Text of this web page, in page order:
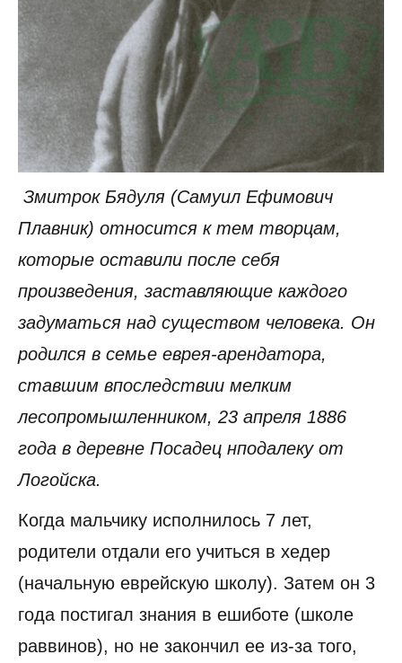
Змитрок Бядуля (Самуил Ефимович
Плавник) относится к тем творцам,
которые оставили после себя
произведения, заставляющие каждого
задуматься над существом человека. Он
родился в семье еврея-арендатора,
ставшим впоследствии мелким
лесопромышленником, 23 апреля 1886
года в деревне Посадец нподалеку от
Логойска.
Когда мальчику исполнилось 7 лет,
родители отдали его учиться в хедер
(начальную еврейскую школу). Затем он 3
года постигал знания в ешиботе (школе
раввинов), но не закончил ее из-за того,